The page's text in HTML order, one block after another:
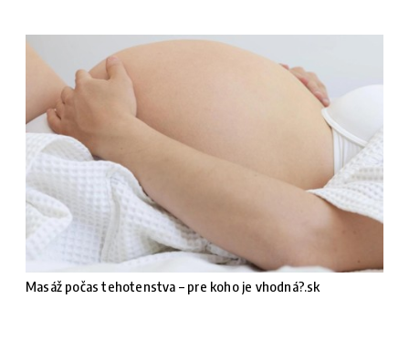
Masáž počas tehotenstva – pre koho je vhodná?.sk